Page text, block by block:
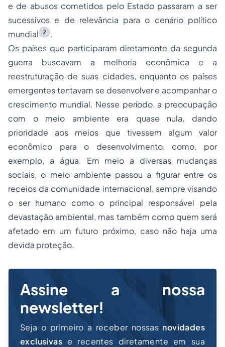
e de abusos cometidos pelo Estado passaram a ser
sucessivos e de relevância para o cenário político
mundial
2
.
Os países que participaram diretamente da segunda
guerra buscavam a melhoria econômica e a
reestruturação de suas cidades, enquanto os países
emergentes tentavam se desenvolver e acompanhar o
crescimento mundial. Nesse período, a preocupação
com o meio ambiente era quase nula, dando
prioridade aos meios que tivessem algum valor
econômico para o desenvolvimento, como, por
exemplo, a água. Em meio a diversas mudanças
sociais, o meio ambiente passou a figurar entre os
receios da comunidade internacional, sempre visando
o ser humano como o principal responsável pela
devastação ambiental, mas também como quem será
afetado em um futuro próximo, caso não haja uma
devida proteção.
Assine a nossa
newsletter!
Seja o primeiro a receber nossas novidades
exclusivas e recentes diretamente em sua